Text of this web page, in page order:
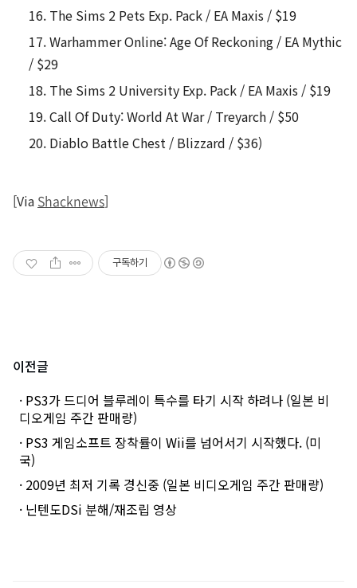
The Sims 2 Pets Exp. Pack / EA Maxis / $19
Warhammer Online: Age Of Reckoning / EA Mythic
/ $29
The Sims 2 University Exp. Pack / EA Maxis / $19
Call Of Duty: World At War / Treyarch / $50
Diablo Battle Chest / Blizzard / $36)
[Via Shacknews]
구독하기
이전글
· PS3가 드디어 블루레이 특수를 타기 시작 하려나 (일본 비
디오게임 주간 판매량)
· PS3 게임소프트 장착률이 Wii를 넘어서기 시작했다. (미
국)
· 2009년 최저 기록 경신중 (일본 비디오게임 주간 판매량)
· 닌텐도DSi 분해/재조립 영상